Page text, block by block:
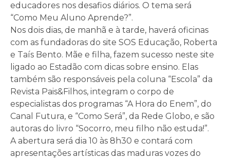
educadores nos desafios diários. O tema será
“Como Meu Aluno Aprende?”.
Nos dois dias, de manhã e à tarde, haverá oficinas
com as fundadoras do site SOS Educação, Roberta
e Taís Bento. Mãe e filha, fazem sucesso neste site
ligado ao Estadão com dicas sobre ensino. Elas
também são responsáveis pela coluna “Escola” da
Revista Pais&Filhos, integram o corpo de
especialistas dos programas “A Hora do Enem”, do
Canal Futura, e “Como Será”, da Rede Globo, e são
autoras do livro “Socorro, meu filho não estuda!”.
A abertura será dia 10 às 8h30 e contará com
apresentações artísticas das maduras vozes do